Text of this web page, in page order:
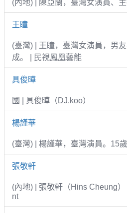
(內地) | 陳亞蘭，臺灣女演員、
王瞳
(臺灣) | 王瞳，臺灣女演員，男
成。 | 民視鳳凰藝能
具俊曄
國 | 具俊曄（DJ.koo）
楊謹華
(臺灣) | 楊謹華，臺灣演員。15
張敬軒
(內地) | 張敬軒（Hins Cheung
nt